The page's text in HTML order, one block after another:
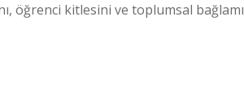
öğrenci kitlesini ve toplumsal bağlamı